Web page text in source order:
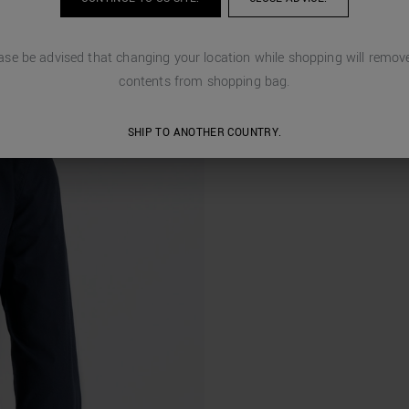
be advised that changing your location while shopping will
contents from shopping bag.
SHIP TO ANOTHER COUNTRY.